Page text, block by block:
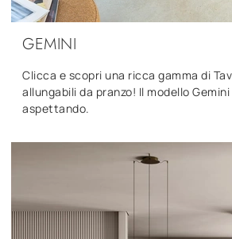
GEMINI
Clicca e scopri una ricca gamma di
allungabili da pranzo! Il modello
aspettando.